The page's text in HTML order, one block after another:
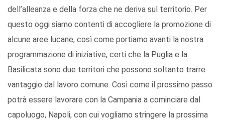
dell’alleanza e della forza che ne deriva sul territorio. Per
questo oggi siamo contenti di accogliere la promozione di
alcune aree lucane, così come portiamo avanti la nostra
programmazione di iniziative, certi che la Puglia e la
Basilicata sono due territori che possono soltanto trarre
vantaggio dal lavoro comune. Così come il prossimo passo
potrà essere lavorare con la Campania a cominciare dal
capoluogo, Napoli, con cui vogliamo stringere la prossima